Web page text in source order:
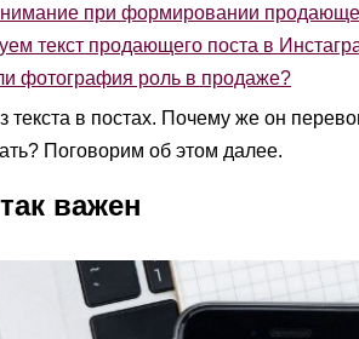
при формировании
текст продающего поста в
фотография роль в продаже?
в постах. Почему же он
Поговорим об этом далее.
важен